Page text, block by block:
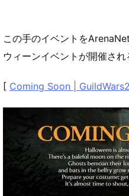
この手のイベントを
ウィーンイベントが開催され
[ Coming Soon |